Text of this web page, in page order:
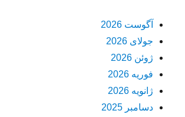
آگوست 2026
جولای 2026
ژوئن 2026
فوریه 2026
ژانویه 2026
دسامبر 2025